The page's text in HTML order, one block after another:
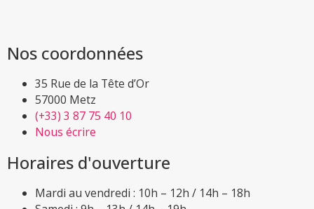
Nos coordonnées
35 Rue de la Tête d’Or
57000 Metz
(+33) 3 87 75 40 10
Nous écrire
Horaires d'ouverture
Mardi au vendredi : 10h – 12h / 14h – 18h